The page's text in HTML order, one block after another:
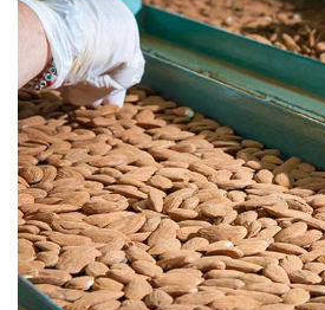
สี
และ
สาร
เคลือบ
ผลิตภัณฑ์
ดูแล
ส่วน
บุคคล
ยา
พลาสติก